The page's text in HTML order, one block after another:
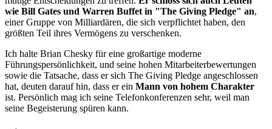
wie Bill Gates und Warren Buffet in "The Giving Pledge" an,
einer Gruppe von Milliardären, die sich verpflichtet haben, den
größten Teil ihres Vermögens zu verschenken.
Ich halte Brian Chesky für eine großartige moderne
Führungspersönlichkeit, und seine hohen Mitarbeiterbewertungen
sowie die Tatsache, dass er sich The Giving Pledge angeschlossen
hat, deuten darauf hin, dass er ein Mann von hohem Charakter
ist. Persönlich mag ich seine Telefonkonferenzen sehr, weil man
seine Begeisterung spüren kann.